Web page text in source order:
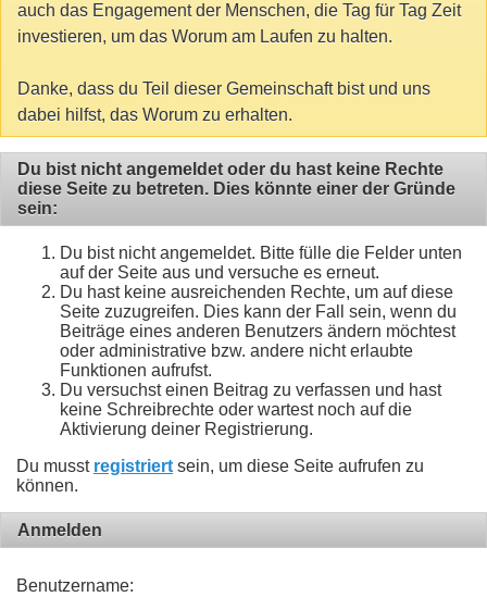
auch das Engagement der Menschen, die Tag für Tag Zeit
investieren, um das Worum am Laufen zu halten.
Danke, dass du Teil dieser Gemeinschaft bist und uns
dabei hilfst, das Worum zu erhalten.
Du bist nicht angemeldet oder du hast keine Rechte
diese Seite zu betreten. Dies könnte einer der Gründe
sein:
Du bist nicht angemeldet. Bitte fülle die Felder unten
auf der Seite aus und versuche es erneut.
Du hast keine ausreichenden Rechte, um auf diese
Seite zuzugreifen. Dies kann der Fall sein, wenn du
Beiträge eines anderen Benutzers ändern möchtest
oder administrative bzw. andere nicht erlaubte
Funktionen aufrufst.
Du versuchst einen Beitrag zu verfassen und hast
keine Schreibrechte oder wartest noch auf die
Aktivierung deiner Registrierung.
Du musst registriert sein, um diese Seite aufrufen zu
können.
Anmelden
Benutzername: